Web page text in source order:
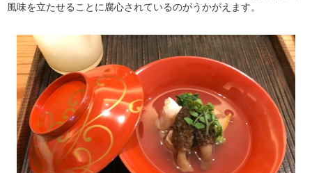
風味を立たせることに腐心されているのがうかがえます。